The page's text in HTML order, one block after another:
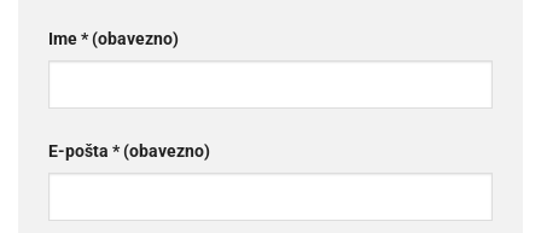
Ime* (obavezno)
E-pošta * (obavezno)